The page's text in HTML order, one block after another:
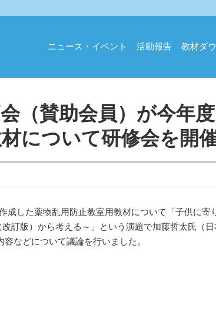
ニュース・イベント 活動報告 教材ダ
（賛助会員）が今年度
について研修会を開
した薬物乱用防止教室用教材について「子供に寄
訂版）から考える～」という演題で加藤哲太氏（日
などについて議論を行いました。